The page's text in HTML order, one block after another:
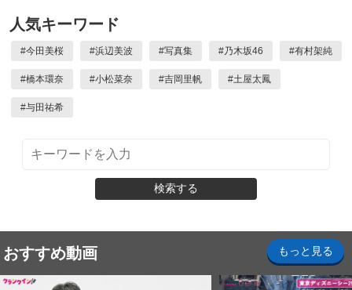
人気キーワード
#今田美桜 #浜辺美波 #写真集 #乃木坂46 #有村架純
#橋本環奈 #小松菜奈 #吉岡里帆 #土屋太鳳
#与田祐希
検索する
おすすめ動画 もっと見る